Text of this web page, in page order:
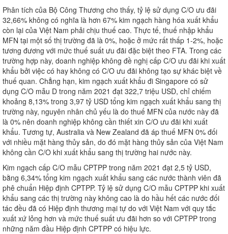
Phân tích của Bộ Công Thương cho thấy, tỷ lệ sử dụng C/O ưu đãi
32,66% không có nghĩa là hơn 67% kim ngạch hàng hóa xuất khẩu
còn lại của Việt Nam phải chịu thuế cao. Thực tế, thuế nhập khẩu
MFN tại một số thị trường đã là 0%, hoặc ở mức rất thấp 1-2%, hoặc
tương đương với mức thuế suất ưu đãi đặc biệt theo FTA. Trong các
trường hợp này, doanh nghiệp không đề nghị cấp C/O ưu đãi khi xuất
khẩu bởi việc có hay không có C/O ưu đãi không tạo sự khác biệt về
thuế quan. Chẳng hạn, kim ngạch xuất khẩu đi Singapore có sử
dụng C/O mẫu D trong năm 2021 đạt 322,7 triệu USD, chỉ chiếm
khoảng 8,13% trong 3,97 tỷ USD tổng kim ngạch xuất khẩu sang thị
trường này, nguyên nhân chủ yếu là do thuế MFN của nước này đã
là 0% nên doanh nghiệp không cần thiết xin C/O ưu đãi khi xuất
khẩu. Tương tự, Australia và New Zealand đã áp thuế MFN 0% đối
với nhiều mặt hàng thủy sản, do đó mặt hàng thủy sản của Việt Nam
không cần C/O khi xuất khẩu sang thị trường hai nước này.
Kim ngạch cấp C/O mẫu CPTPP trong năm 2021 đạt 2,5 tỷ USD,
bằng 6,34% tổng kim ngạch xuất khẩu sang các nước thành viên đã
phê chuẩn Hiệp định CPTPP. Tỷ lệ sử dụng C/O mẫu CPTPP khi xuất
khẩu sang các thị trường này không cao là do hầu hết các nước đối
tác đều đã có Hiệp định thương mại tự do với Việt Nam với quy tắc
xuất xứ lỏng hơn và mức thuế suất ưu đãi hơn so với CPTPP trong
những năm đầu Hiệp định CPTPP có hiệu lực.